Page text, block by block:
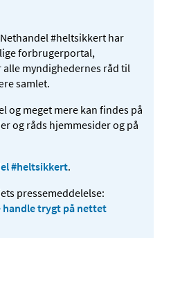
#heltsikkert har
forbrugerportal,
alle myndighedernes råd til
samlet.
og meget mere kan findes på
og råds hjemmesider og på
#heltsikkert.
pressemeddelelse:
handle trygt på nettet